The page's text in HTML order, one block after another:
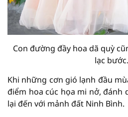
Con đường đầy hoa dã quỳ
lạc bước.
Khi những cơn gió lạnh đầu
điểm hoa cúc họa mi nở, đánh
lại đến với mảnh đất Ninh Bình.